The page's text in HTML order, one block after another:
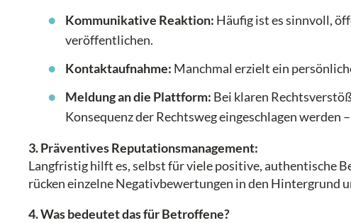
Kommunikative Reaktion: Häufig ist es sinnvoll,
veröffentlichen.
Kontaktaufnahme: Manchmal erzielt ein
Meldung an die Plattform: Bei klaren
Konsequenz der Rechtsweg eingeschlagen werden
3. Präventives Reputationsmanagement:
Langfristig hilft es, selbst für viele positive, authentische
rücken einzelne Negativbewertungen in den Hintergrund
4. Was bedeutet das für Betroffene?